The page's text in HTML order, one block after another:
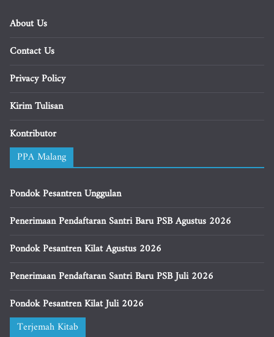
About Us
Contact Us
Privacy Policy
Kirim Tulisan
Kontributor
PPA Malang
Pondok Pesantren Unggulan
Penerimaan Pendaftaran Santri Baru PSB Agustus 2026
Pondok Pesantren Kilat Agustus 2026
Penerimaan Pendaftaran Santri Baru PSB Juli 2026
Pondok Pesantren Kilat Juli 2026
Terjemah Kitab